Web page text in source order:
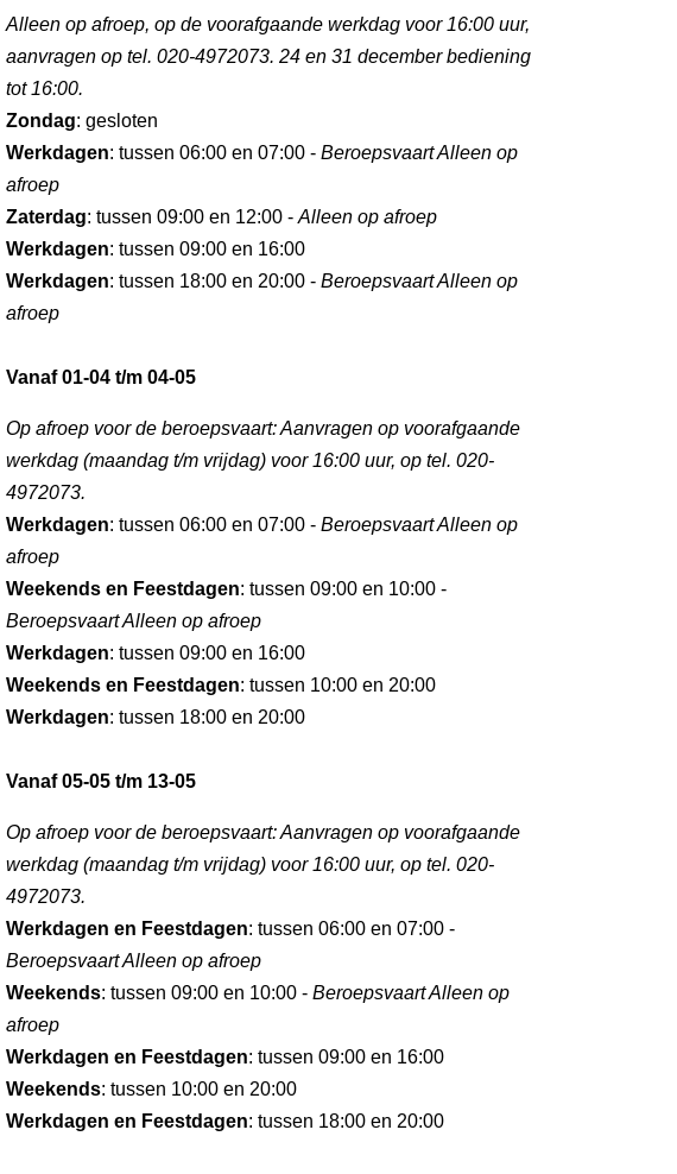
Alleen op afroep, op de voorafgaande werkdag voor 16:00 uur,
aanvragen op tel. 020-4972073. 24 en 31 december bediening
tot 16:00.
Zondag: gesloten
Werkdagen: tussen 06:00 en 07:00 - Beroepsvaart Alleen op
afroep
Zaterdag: tussen 09:00 en 12:00 - Alleen op afroep
Werkdagen: tussen 09:00 en 16:00
Werkdagen: tussen 18:00 en 20:00 - Beroepsvaart Alleen op
afroep
Vanaf 01-04 t/m 04-05
Op afroep voor de beroepsvaart: Aanvragen op voorafgaande
werkdag (maandag t/m vrijdag) voor 16:00 uur, op tel. 020-
4972073.
Werkdagen: tussen 06:00 en 07:00 - Beroepsvaart Alleen op
afroep
Weekends en Feestdagen: tussen 09:00 en 10:00 -
Beroepsvaart Alleen op afroep
Werkdagen: tussen 09:00 en 16:00
Weekends en Feestdagen: tussen 10:00 en 20:00
Werkdagen: tussen 18:00 en 20:00
Vanaf 05-05 t/m 13-05
Op afroep voor de beroepsvaart: Aanvragen op voorafgaande
werkdag (maandag t/m vrijdag) voor 16:00 uur, op tel. 020-
4972073.
Werkdagen en Feestdagen: tussen 06:00 en 07:00 -
Beroepsvaart Alleen op afroep
Weekends: tussen 09:00 en 10:00 - Beroepsvaart Alleen op
afroep
Werkdagen en Feestdagen: tussen 09:00 en 16:00
Weekends: tussen 10:00 en 20:00
Werkdagen en Feestdagen: tussen 18:00 en 20:00